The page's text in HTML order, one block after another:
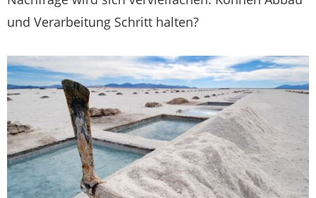
und Verarbeitung Schritt halten?